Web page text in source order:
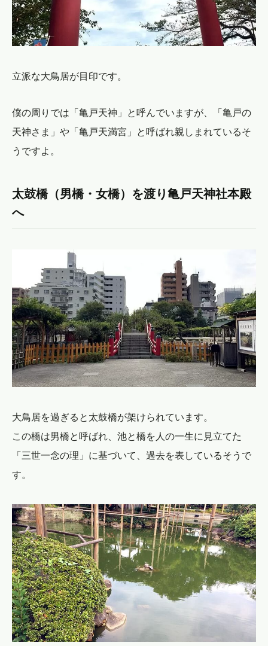
立派な大鳥居が目印です。
僕の周りでは「亀戸天神」と呼んでいますが、「亀戸の
天神さま」や「亀戸天満宮」と呼ばれ親しまれているそ
うですよ。
太鼓橋（男橋・女橋）を渡り亀戸天神社本殿
へ
大鳥居を過ぎると太鼓橋が架けられています。
この橋は男橋と呼ばれ、池と橋を人の一生に見立てた
「三世一念の理」に基づいて、過去を表しているそうで
す。